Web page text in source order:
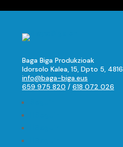
Baga Biga Produkzioak
Idorsolo Kalea, 15, Dpto 5,
info@baga-biga.eus
659 975 820 / 618 072 026